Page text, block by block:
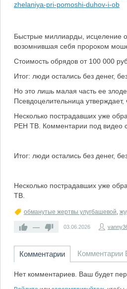
zhelaniya-pri-pomoshi-duhov-i-ob
Быстрые миллиарды, исцеление
возомнившая себя пророком
Стоимость обрядов от 100 000
Итог: люди остались без денег,
Но это лишь малая часть ее
Псевдоцелительница
Несколько пострадавших уже
РЕН ТВ. Комментарии под видео
Итог: люди остались без денег,
Несколько пострадавших уже
ТВ.
обманутые жертвы улугбашевой,
— 03.06.2026
Комментарии Комментарии
Нет комментариев. Ваш будет